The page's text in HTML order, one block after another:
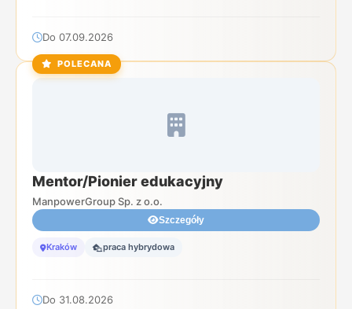
Do 07.09.2026
POLECANA
Mentor/Pionier edukacyjny
ManpowerGroup Sp. z o.o.
Szczegóły
Kraków praca hybrydowa
Do 31.08.2026